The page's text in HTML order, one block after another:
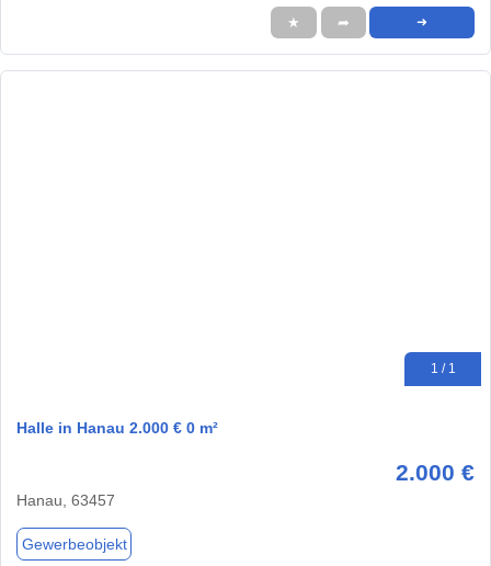
★ ➦ ➜
1 / 1
Halle in Hanau 2.000 € 0 m²
2.000 €
Hanau, 63457
Gewerbeobjekt